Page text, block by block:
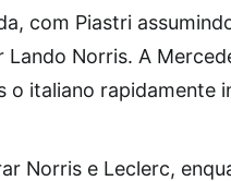
com Piastri
Lando Norris. A
o italiano rapidamente
Norris e Leclerc,